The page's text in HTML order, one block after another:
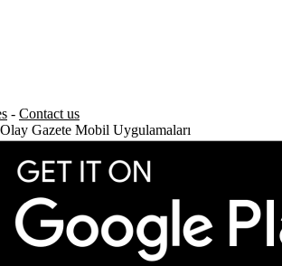
- Contact us
Olay Gazete Mobil Uygulamaları